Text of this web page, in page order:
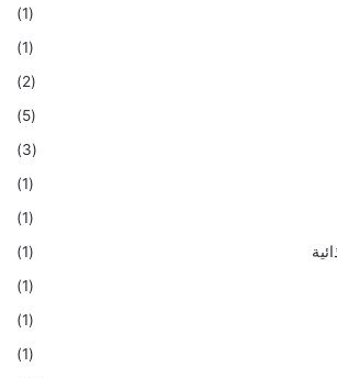
(1)
(1)
(2)
(5)
(3)
(1)
(1)
(1)
(1)
(1)
(1)